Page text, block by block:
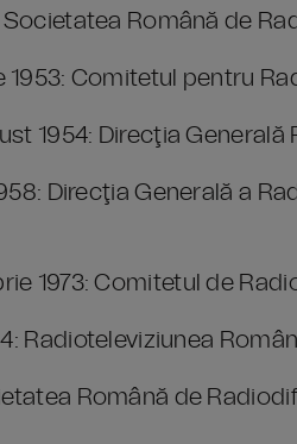
Societatea Română de
1953: Comitetul pentru
1954: Direcţia
Direcţia Generală a
1973: Comitetul de
Radioteleviziunea
Română de